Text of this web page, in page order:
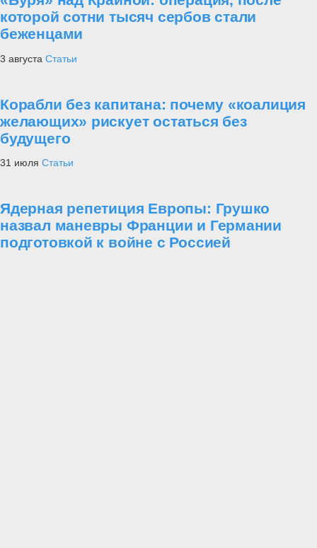
которой сотни тысяч сербов стали
беженцами
3 августа Статьи
Корабли без капитана: почему «коалиция
желающих» рискует остаться без
будущего
31 июля Статьи
Ядерная репетиция Европы: Грушко
назвал маневры Франции и Германии
подготовкой к войне с Россией